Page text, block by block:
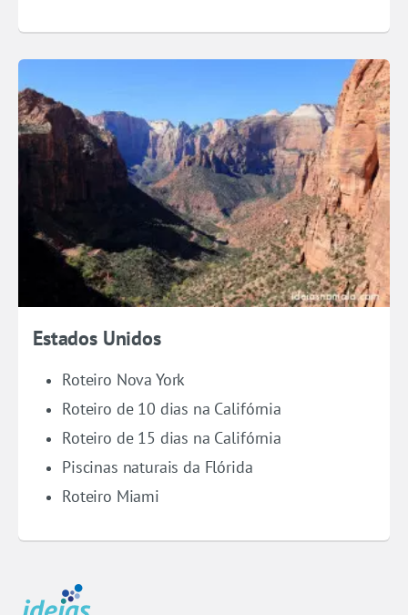
Estados Unidos
Roteiro Nova York
Roteiro de 10 dias na Califórnia
Roteiro de 15 dias na Califórnia
Piscinas naturais da Flórida
Roteiro Miami